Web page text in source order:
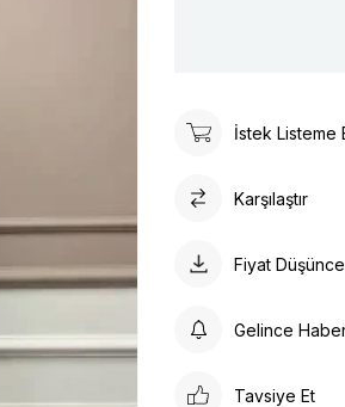
İstek Listeme
Karşılaştır
Fiyat
Gelince
Tavsiye Et